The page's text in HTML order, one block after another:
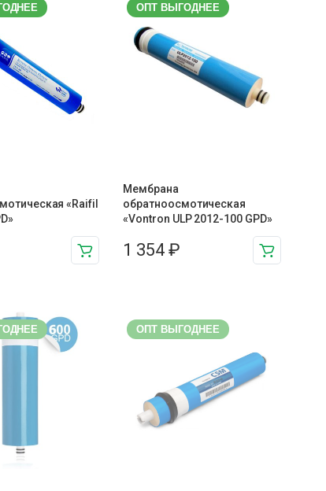
«Raifil
ОПТ ВЫГОДНЕЕ
Мембрана
обратноосмотическая
«Vontron ULP 2012-100 GPD»
1 354₽
ОПТ ВЫГОДНЕЕ